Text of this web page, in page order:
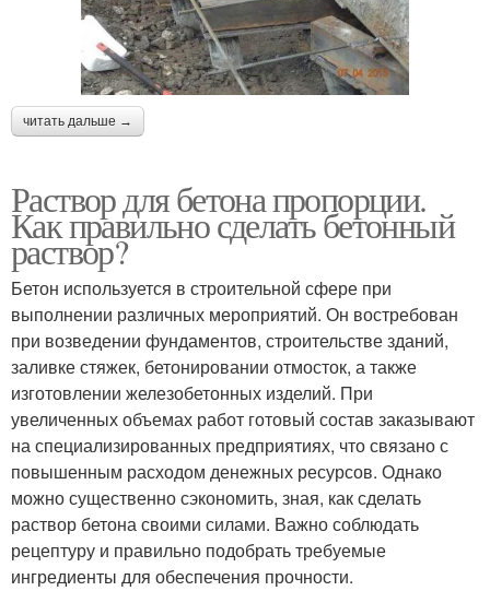
читать дальше →
Раствор для бетона пропорции.
Как правильно сделать бетонный
раствор?
Бетон используется в строительной сфере при
выполнении различных мероприятий. Он востребован
при возведении фундаментов, строительстве зданий,
заливке стяжек, бетонировании отмосток, а также
изготовлении железобетонных изделий. При
увеличенных объемах работ готовый состав заказывают
на специализированных предприятиях, что связано с
повышенным расходом денежных ресурсов. Однако
можно существенно сэкономить, зная, как сделать
раствор бетона своими силами. Важно соблюдать
рецептуру и правильно подобрать требуемые
ингредиенты для обеспечения прочности.